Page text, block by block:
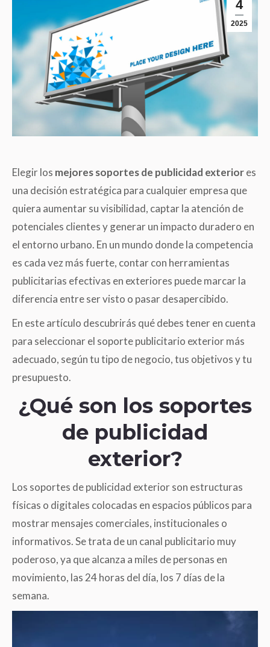
4
2025
Elegir los mejores soportes de publicidad exteriores
una decisión estratégica para cualquier empresa que
quiera aumentar su visibilidad, captar la atención de
potenciales clientes y generar un impacto duradero en
el entorno urbano. En un mundo donde la competencia
es cada vez más fuerte, contar con herramientas
publicitarias efectivas en exteriores puede marcar la
diferencia entre ser visto o pasar desapercibido.
En este artículo descubrirás qué debes tener en cuenta
para seleccionar el soporte publicitario exterior más
adecuado, según tu tipo de negocio, tus objetivos y tu
presupuesto.
¿Qué son los soportes
de publicidad
exterior?
Los soportes de publicidad exterior son estructuras
físicas o digitales colocadas en espacios públicos para
mostrar mensajes comerciales, institucionales o
informativos. Se trata de un canal publicitario muy
poderoso, ya que alcanza a miles de personas en
movimiento, las 24 horas del día, los 7 días de la
semana.